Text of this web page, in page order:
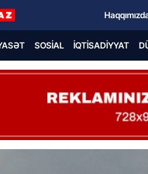
SOSIAL İQTISADIYYAT